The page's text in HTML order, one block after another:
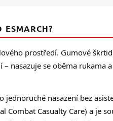
prostředí. Gumové
nasazuje se oběma rukama
nasazení bez
Combat Casualty Care) a je